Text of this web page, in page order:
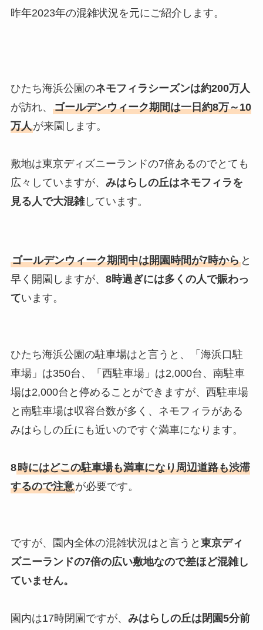
昨年2023年の混雑状況を元にご紹介します。
ひたち海浜公園のネモフィラシーズンは約200万人
が訪れ、 ゴールデンウィーク期間は一日約8万～10
万人が来園します。
敷地は東京ディズニーランドの7倍あるのでとても
広々していますが、 みはらしの丘はネモフィラを
見る人で大混雑しています。
ゴールデンウィーク期間中は開園時間が7時からと
早く開園しますが、 8時過ぎには多くの人で賑わっ
ています。
ひたち海浜公園の駐車場はと言うと、「海浜口駐
車場」は350台、「西駐車場」は2,000台、南駐車
場は2,000台と停めることができますが、西駐車場
と南駐車場は収容台数が多く、ネモフィラがある
みはらしの丘にも近いのですぐ満車になります。
8時にはどこの駐車場も満車になり周辺道路も渋滞
するので注意が必要です。
ですが、園内全体の混雑状況はと言うと 東京ディ
ズニーランドの7倍の広い敷地なので差ほど混雑し
ていません。
園内は17時閉園ですが、 みはらしの丘は閉園5分前